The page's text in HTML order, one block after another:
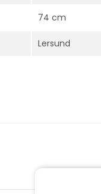
74 cm
Lersund